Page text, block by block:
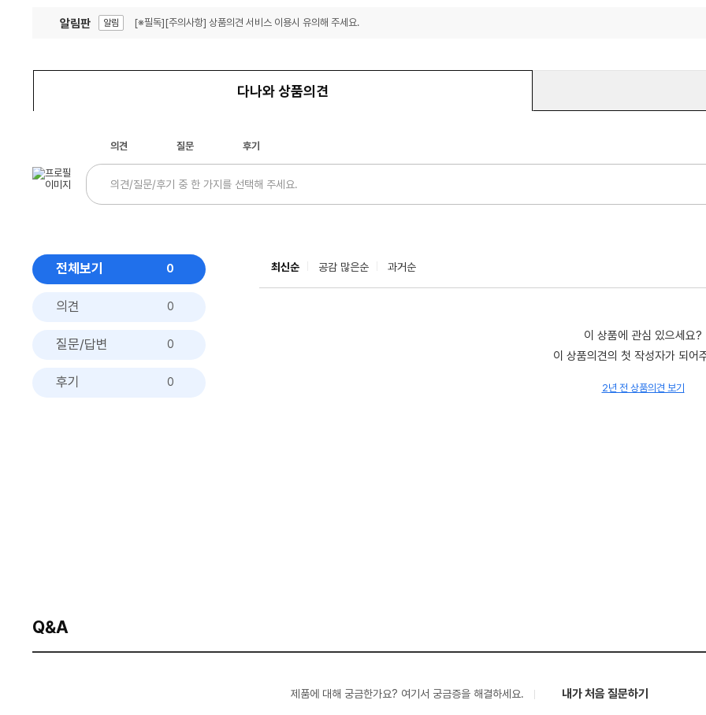
알림판 알림 [※필독][주의사항] 상품의견 서비스 이용시 유의해 주세요.
다나와 상품의견
의견 질문 후기
전체보기 0
의견 0
질문/답변 0
후기 0
최신순 공감 많은순 과거순
이 상품에 관심 있으세요?
이 상품의견의 첫 작성자가 되어
2년 전 상품의견 보기
Q&A
제품에 대해 궁금한가요? 여기서 궁금증을 해결하세요. 내가 처음 질문하기